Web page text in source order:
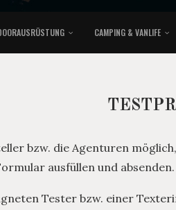
CAMPING & VANLIFE
bzw. die Agenturen
ausfüllen und absenden.
Tester bzw. einer